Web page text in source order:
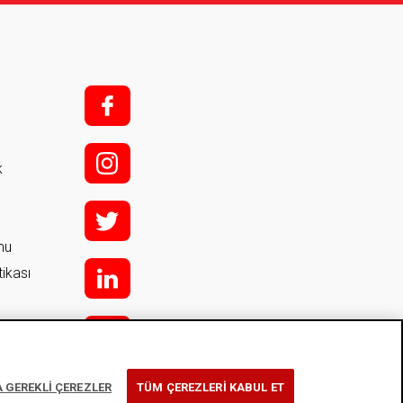
f;
i;
t
l
ÇEREZLER TÜM ÇEREZLERİ KABUL ET